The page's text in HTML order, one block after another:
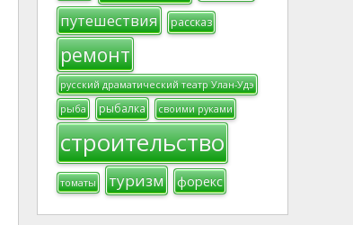
путешествия рассказ
ремонт
русский драматический театр Улан-Удэ
рыба
рыбалка своими руками
строительство
томаты туризм форекс